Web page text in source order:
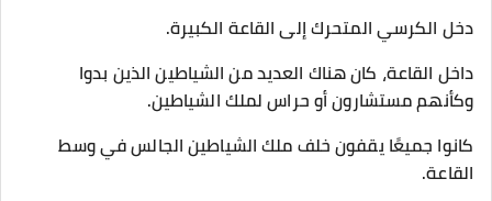
دخل الكرسي المتحرك إلى القاعة الكبيرة.
داخل القاعة، كان هناك العديد من الشياطين الذين بدوا
وكأنهم مستشارون أو حراس لملك الشياطين.
كانوا جميعًا يقفون خلف ملك الشياطين الجالس في وسط
القاعة.